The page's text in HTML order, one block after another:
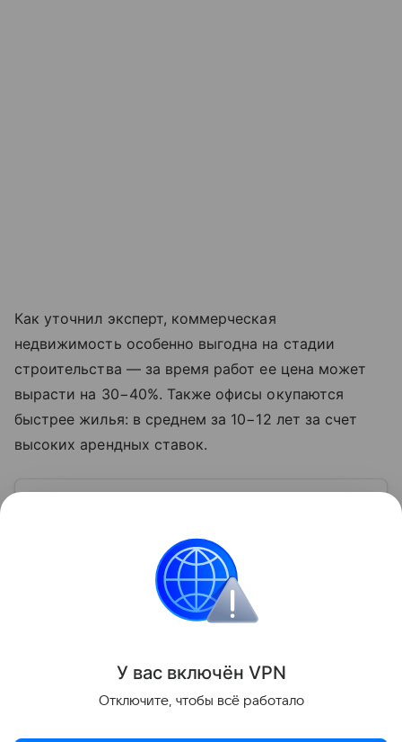
Как уточнил эксперт, коммерческая
недвижимость особенно выгодна на стадии
строительства — за время работ ее цена может
вырасти на 30−40%. Также офисы окупаются
быстрее жилья: в среднем за 10−12 лет за счет
высоких арендных ставок.
приумножить свои накопления
Просто и емко расскажем об инвестициях для
новичков и перечислим их основные ошибки.
Поделиться
У вас включён VPN
Отключите, чтобы всё работало